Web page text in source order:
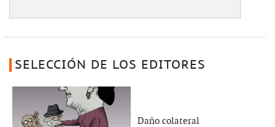
SELECCIÓN DE LOS EDITORES
Daño colateral